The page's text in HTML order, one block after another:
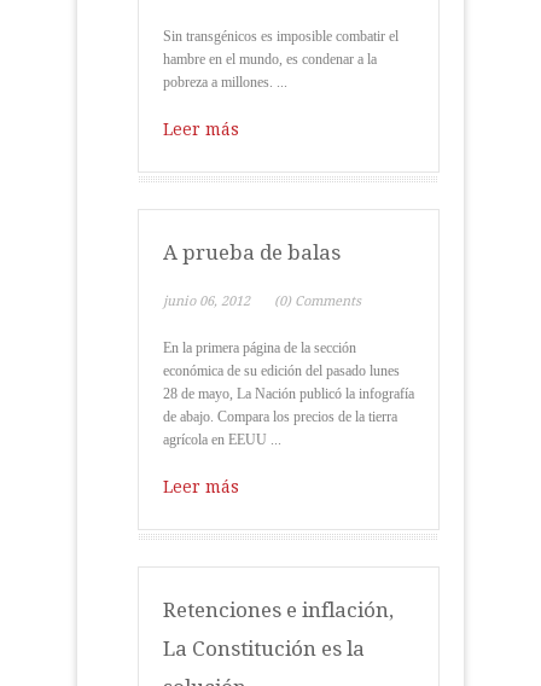
Sin transgénicos es imposible combatir el
hambre en el mundo, es condenar a la
pobreza a millones. ...
Leer más
A prueba de balas
junio 06, 2012 (0) Comments
En la primera página de la sección
económica de su edición del pasado lunes
28 de mayo, La Nación publicó la infografía
de abajo. Compara los precios de la tierra
agrícola en EEUU ...
Leer más
Retenciones e inflación,
La Constitución es la